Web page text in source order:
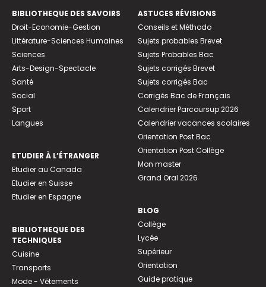
BIBLIOTHEQUE DES SAVOIRS
Droit-Economie-Gestion
Littérature-Sciences Humaines
Sciences
Arts-Design-Spectacle
Santé
Social
Sport
Langues
ETUDIER À L’ÉTRANGER
Etudier au Canada
Etudier en Suisse
Etudier en Espagne
BIBLIOTHEQUE DES
TECHNIQUES
Cuisine
Transports
Mode - Vêtements
ASTUCES RÉVISIONS
Conseils et Méthodo
Sujets probables Brevet
Sujets Probables Bac
Sujets corrigés Brevet
Sujets corrigés Bac
Corrigés Bac de Français
Calendrier Parcoursup 2026
Calendrier vacances scolaires
Orientation Post Bac
Orientation Post Collège
Mon master
Grand Oral 2026
BLOG
Collège
Lycée
Supérieur
Orientation
Guide pratique